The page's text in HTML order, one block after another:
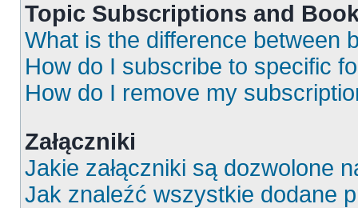
Topic Subscriptions and
What is the difference between
How do I subscribe to specific
How do I remove my
Załączniki
Jakie załączniki są dozwolone
Jak znaleźć wszystkie dodane